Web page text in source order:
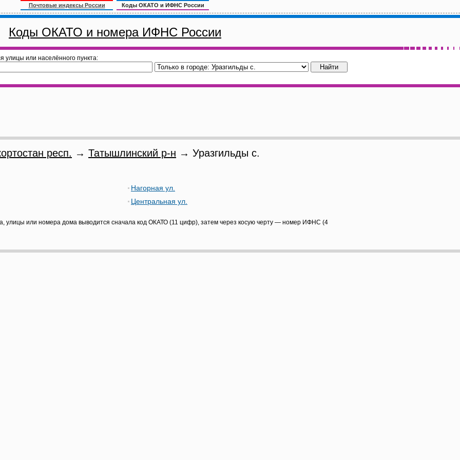
Почтовые индексы России Коды ОКАТО и ИФНС России
Коды ОКАТО и номера ИФНС России
улицы или населённого пункта:
респ. → Татышлинский р-н → Уразгильды с.
Нагорная ул.
Центральная ул.
улицы или номера дома выводится сначала код ОКАТО (11 цифр), затем через косую черту — номер ИФНС (4